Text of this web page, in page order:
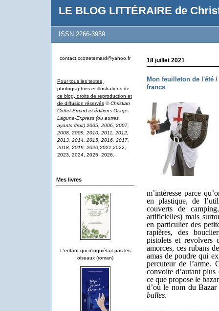
LE BLOG LITTÉRAIRE de
ISSN 2266-3959
contact.ccottetemard@yahoo.fr
Pour tous les textes,
photographies et illustrations de
ce blog, droits de reproduction et
de diffusion réservés © Christian
Cottet-Emard et éditions Orage-
Lagune-Express (ou autres
ayants droit) 2005, 2006, 2007,
2008, 2009, 2010, 2011, 2012,
2013, 2014, 2015, 2016, 2017,
2018, 2019, 2020,2021 ,2022,
2023, 2024, 2025, 2026.
Mes livres
L'enfant qui n'inquiétait pas les
oiseaux (roman)
18 juillet 2021
Mon feuilleton de l'été
francs
m’intéresse parce
en plastique, de
couverts de
artificielles) mais
en particulier des
rapières, des
pistolets et revolvers
amorces, ces rubans
amas de poudre qui
percuteur de l’arme.
convoite d’autant
ce que propose le
d’où le nom du
balles.